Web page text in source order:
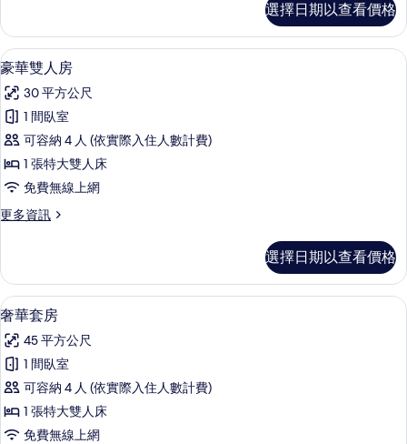
有
相
片
雙
人
房
詳
情
選擇日期以查看價格
顯
示
豪
華
雙
人
的
有
相
片
豪華雙人房 | 羽絨被、記憶床墊、迷
18
豪華雙人房
30 平方公尺
1 間臥室
可容納 4 人 (依實際入住人數計費)
1 張特大雙人床
免費無線上網
更多資訊
更
雙
人
房
詳
情
選擇日期以查看價格
顯
示
奢
華
套
房
奢華套房 | 羽絨被、記憶床墊、迷你
22
奢華套房
45 平方公尺
1 間臥室
可容納 4 人 (依實際入住人數計費)
1 張特大雙人床
免費無線上網